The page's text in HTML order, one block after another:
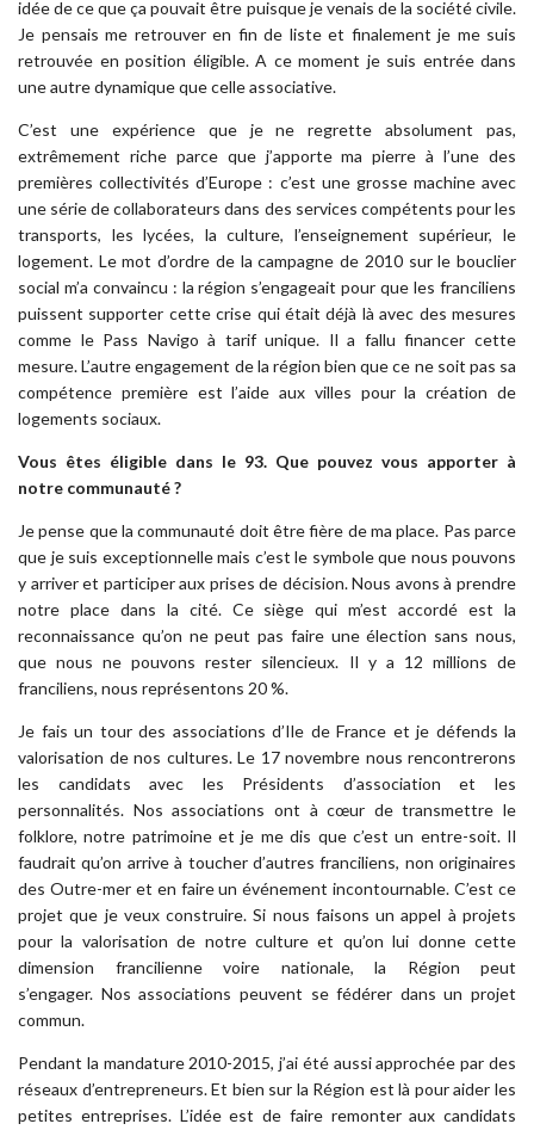
idée de ce que ça pouvait être puisque je venais de la société civile.
Je pensais me retrouver en fin de liste et finalement je me suis
retrouvée en position éligible. A ce moment je suis entrée dans
une autre dynamique que celle associative.
C’est une expérience que je ne regrette absolument pas,
extrêmement riche parce que j’apporte ma pierre à l’une des
premières collectivités d’Europe : c’est une grosse machine avec
une série de collaborateurs dans des services compétents pour les
transports, les lycées, la culture, l’enseignement supérieur, le
logement. Le mot d’ordre de la campagne de 2010 sur le bouclier
social m’a convaincu : la région s’engageait pour que les franciliens
puissent supporter cette crise qui était déjà là avec des mesures
comme le Pass Navigo à tarif unique. Il a fallu financer cette
mesure. L’autre engagement de la région bien que ce ne soit pas sa
compétence première est l’aide aux villes pour la création de
logements sociaux.
Vous êtes éligible dans le 93. Que pouvez vous apporter à
notre communauté ?
Je pense que la communauté doit être fière de ma place. Pas parce
que je suis exceptionnelle mais c’est le symbole que nous pouvons
y arriver et participer aux prises de décision. Nous avons à prendre
notre place dans la cité. Ce siège qui m’est accordé est la
reconnaissance qu’on ne peut pas faire une élection sans nous,
que nous ne pouvons rester silencieux. Il y a 12 millions de
franciliens, nous représentons 20 %.
Je fais un tour des associations d’Ile de France et je défends la
valorisation de nos cultures. Le 17 novembre nous rencontrerons
les candidats avec les Présidents d’association et les
personnalités. Nos associations ont à cœur de transmettre le
folklore, notre patrimoine et je me dis que c’est un entre-soit. Il
faudrait qu’on arrive à toucher d’autres franciliens, non originaires
des Outre-mer et en faire un événement incontournable. C’est ce
projet que je veux construire. Si nous faisons un appel à projets
pour la valorisation de notre culture et qu’on lui donne cette
dimension francilienne voire nationale, la Région peut
s’engager. Nos associations peuvent se fédérer dans un projet
commun.
Pendant la mandature 2010-2015, j’ai été aussi approchée par des
réseaux d’entrepreneurs. Et bien sur la Région est là pour aider les
petites entreprises. L’idée est de faire remonter aux candidats